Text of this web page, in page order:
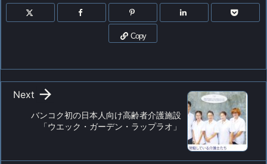
Copy
バンコク初の日本人向け高齢者介護施設
「ウエック・ガーデン・ラップラオ」

Next